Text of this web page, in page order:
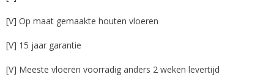
[V] Op maat gemaakte houten vloeren
[V] 15 jaar garantie
[V] Meeste vloeren voorradig anders 2 weken levertijd